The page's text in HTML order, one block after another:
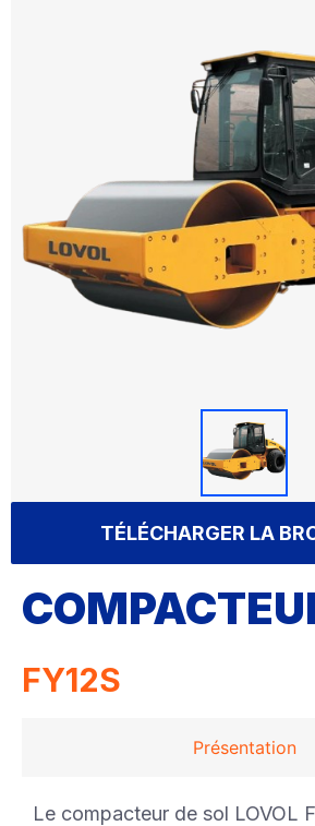
TÉLÉCHARGER LA
FY12S
Présentation
Le compacteur de sol LOVOL